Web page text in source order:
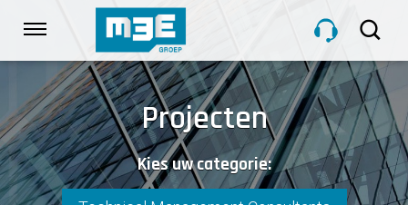
links
Spring
naar
de
inhoud
Spring
naar
HOME
DIENSTEN
Projecten
Kies uw categorie: